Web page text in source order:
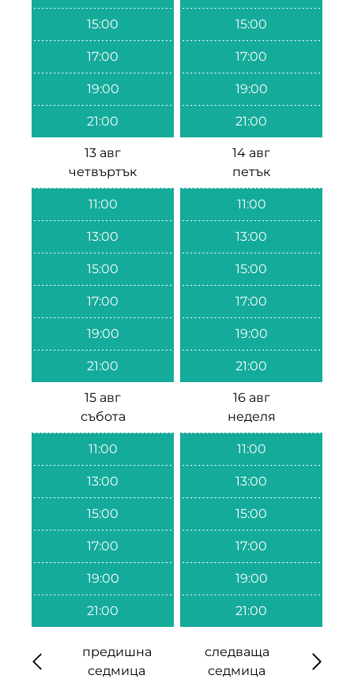
15:00
17:00
19:00
21:00
15:00
17:00
19:00
21:00
13 авг
четвъртък
11:00
13:00
15:00
17:00
19:00
21:00
14 авг
петък
11:00
13:00
15:00
17:00
19:00
21:00
15 авг
събота
11:00
13:00
15:00
17:00
19:00
21:00
16 авг
неделя
11:00
13:00
15:00
17:00
19:00
21:00
предишна
седмица
следваща
седмица